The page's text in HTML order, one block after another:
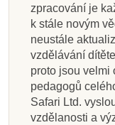
zpracování je
k stále novým
neustále
vzdělávání
proto jsou velmi
pedagogů
Safari Ltd.
vzdělanosti a